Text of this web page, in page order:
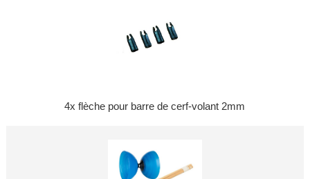
4x flèche pour barre de cerf-volant 2mm